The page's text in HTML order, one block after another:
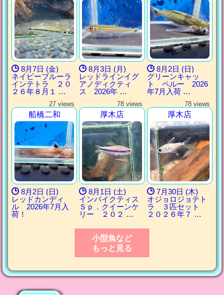
8月7日 (金)
ネイビーブルーラ
インテトラ ２０
２６年８月１ …
8月3日 (月)
レッドラインイグ
アノディクティ
ス 2026年 …
8月2日 (日)
グリーンキャッ
ト ペルー 2026
年7月入荷 …
27 views
船橋二和
8月2日 (日)
レッドカンディ
ル 2026年7月入
荷！
78 views
厚木店
8月1日 (土)
インパイクティス
Ｓｐ．クイーンケ
リー ２０２ …
78 views
厚木店
7月30日 (木)
オジョロジョテト
ラ ３匹セット
２０２６年７ …
小型魚など
もっと見る